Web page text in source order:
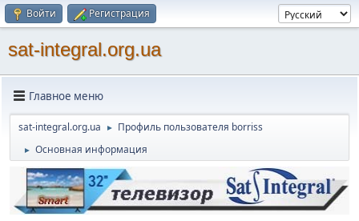
Войти Регистрация
sat-integral.org.ua
Главное меню
sat-integral.org.ua ► Профиль пользователя borriss
► Основная информация